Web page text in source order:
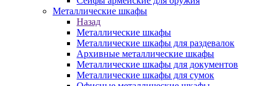
Металлические шкафы
Назад
Металлические шкафы
Металлические шкафы для раздевалок
Архивные металлические шкафы
Металлические шкафы для документов
Металлические шкафы для сумок